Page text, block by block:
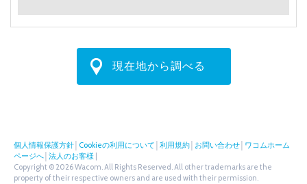
現在地から調べる
個人情報保護方針 Cookieの利用について 利用規約 お問い合わせ ワコムホーム
ページへ 法人のお客様
Copyright © 2026 Wacom. All Rights Reserved. All other trademarks are the
property of their respective owners and are used with their permission.